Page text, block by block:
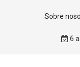
Sobre
6